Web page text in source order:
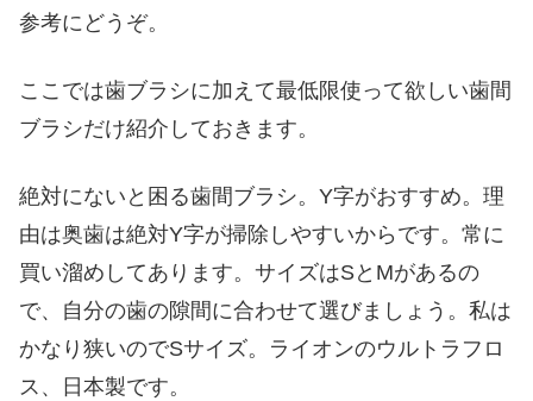
参考にどうぞ。
ここでは歯ブラシに加えて最低限使って欲しい歯間
ブラシだけ紹介しておきます。
絶対にないと困る歯間ブラシ。Y字がおすすめ。理
由は奥歯は絶対Y字が掃除しやすいからです。常に
買い溜めしてあります。サイズはSとMがあるの
で、自分の歯の隙間に合わせて選びましょう。私は
かなり狭いのでSサイズ。ライオンのウルトラフロ
ス、日本製です。